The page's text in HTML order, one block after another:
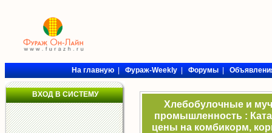
На главную|Фураж-Weekly|Форумы|
ВХОД В СИСТЕМУ
Хлебобулочные и
промышленность :
цены на комбикорм,